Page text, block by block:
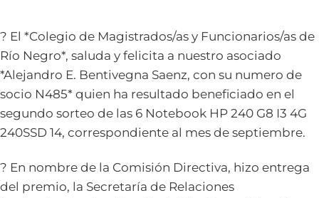
? El *Colegio de Magistrados/as y Funcionarios/as de
Río Negro*, saluda y felicita a nuestro asociado
*Alejandro E. Bentivegna Saenz, con su numero de
socio N485* quien ha resultado beneficiado en el
segundo sorteo de las 6 Notebook HP 240 G8 I3 4G
240SSD 14, correspondiente al mes de septiembre.
? En nombre de la Comisión Directiva, hizo entrega
del premio, la Secretaría de Relaciones